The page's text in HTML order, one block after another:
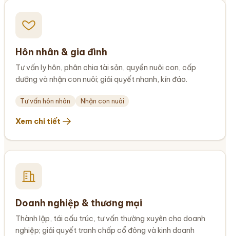
Hôn nhân & gia đình
Tư vấn ly hôn, phân chia tài sản, quyền nuôi con, cấp
dưỡng và nhận con nuôi; giải quyết nhanh, kín đáo.
Tư vấn hôn nhân Nhận con nuôi
Xem chi tiết
Doanh nghiệp & thương mại
Thành lập, tái cấu trúc, tư vấn thường xuyên cho doanh
nghiệp; giải quyết tranh chấp cổ đông và kinh doanh